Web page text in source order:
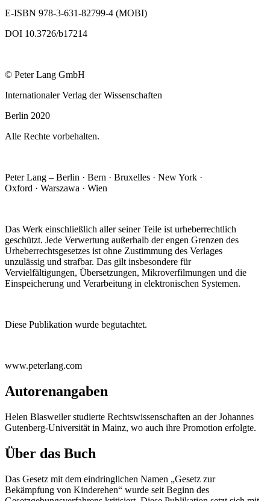
E-ISBN 978-3-631-82799-4 (MOBI)
DOI 10.3726/b17214
© Peter Lang GmbH
Internationaler Verlag der Wissenschaften
Berlin 2020
Alle Rechte vorbehalten.
Peter Lang – Berlin · Bern · Bruxelles · New York ·
Oxford · Warszawa · Wien
Das Werk einschließlich aller seiner Teile ist urheberrechtlich
geschützt. Jede Verwertung außerhalb der engen Grenzen des
Urheberrechtsgesetzes ist ohne Zustimmung des Verlages
unzulässig und strafbar. Das gilt insbesondere für
Vervielfältigungen, Übersetzungen, Mikroverfilmungen und die
Einspeicherung und Verarbeitung in elektronischen Systemen.
Diese Publikation wurde begutachtet.
www.peterlang.com
Autorenangaben
Helen Blasweilerstudierte Rechtswissenschaften an der Johannes
Gutenberg-Universität in Mainz, wo auch ihre Promotion erfolgte.
Über das Buch
Das Gesetz mit dem eindringlichen Namen „Gesetz zur
Bekämpfung von Kinderehen“ wurde seit Beginn des